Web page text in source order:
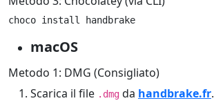
choco install handbrake
macOS
Metodo 1: DMG (Consigliato)
Scarica il file .dmg da handbrake.fr.